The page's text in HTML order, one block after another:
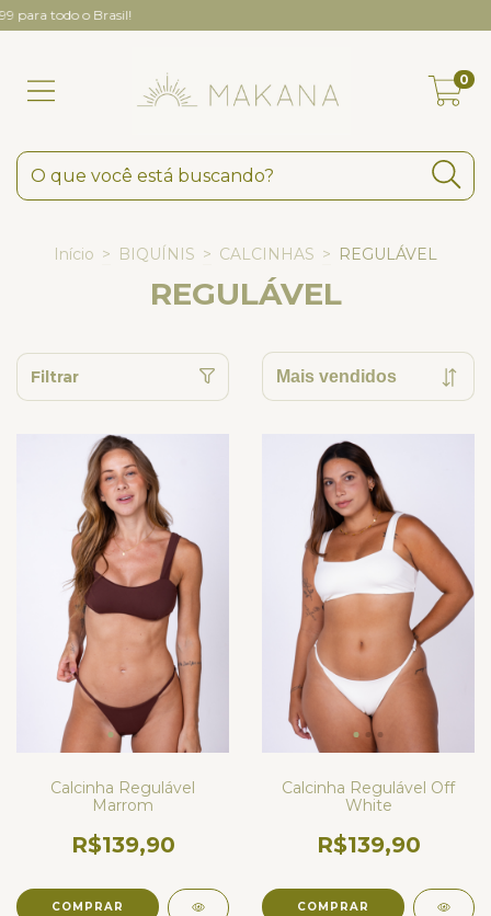
todo o Brasil!
0
Início > BIQUÍNIS > CALCINHAS > REGULÁVEL
REGULÁVEL
Filtrar
Calcinha Regulável
Marrom
R$139,90
COMPRAR
Calcinha Regulável Off
White
R$139,90
COMPRAR